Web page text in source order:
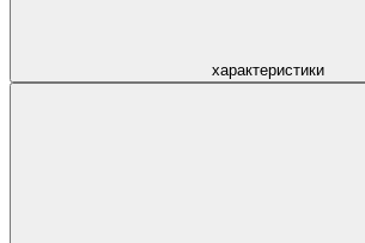
характеристики